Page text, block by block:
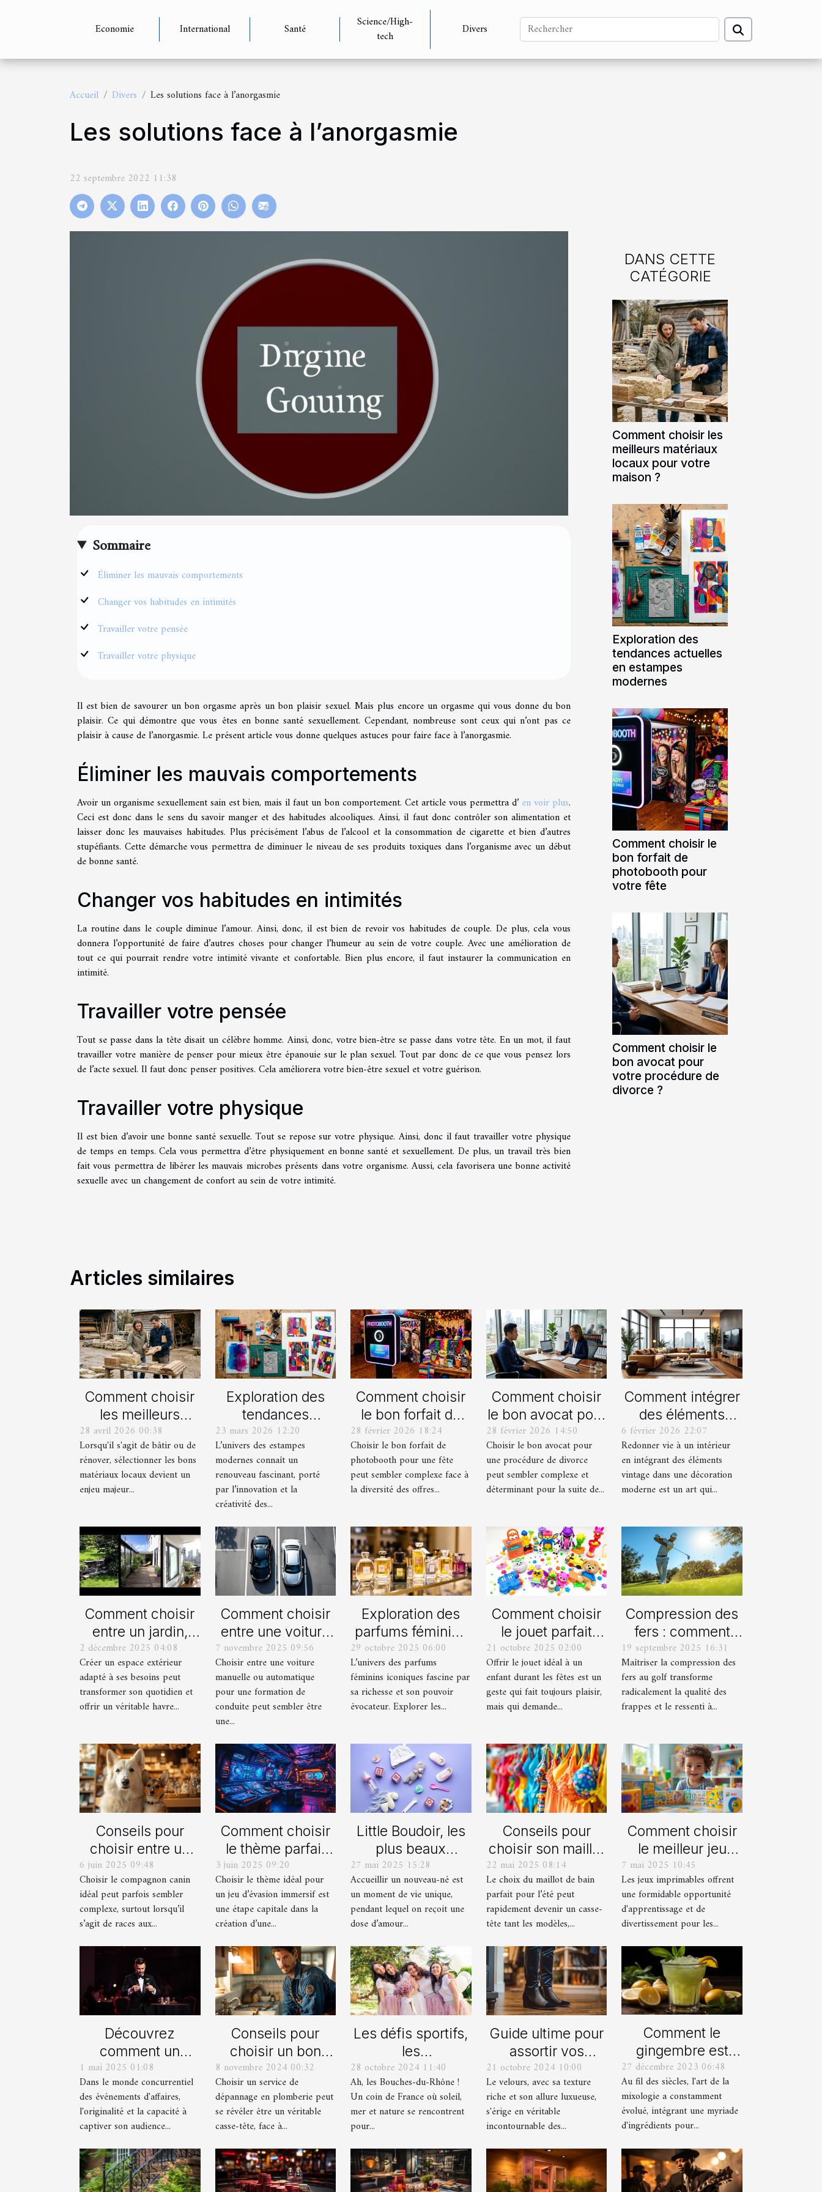
Economie International Santé
Science/High-
tech
Divers
Accueil Divers Les solutions face à l’anorgasmie
Les solutions face à l’anorgasmie
22 septembre 2022 11:38
Sommaire
Éliminer les mauvais comportements
Changer vos habitudes en intimités
Travailler votre pensée
Travailler votre physique
Il est bien de savourer un bon orgasme après un bon plaisir sexuel. Mais plus encore un orgasme qui vous donne du bon
plaisir. Ce qui démontre que vous êtes en bonne santé sexuellement. Cependant, nombreuse sont ceux qui n’ont pas ce
plaisir à cause de l’anorgasmie. Le présent article vous donne quelques astuces pour faire face à l’anorgasmie.
Éliminer les mauvais comportements
Avoir un organisme sexuellement sain est bien, mais il faut un bon comportement. Cet article vous permettra d’ en voir plus.
Ceci est donc dans le sens du savoir manger et des habitudes alcooliques. Ainsi, il faut donc contrôler son alimentation et
laisser donc les mauvaises habitudes. Plus précisément l’abus de l’alcool et la consommation de cigarette et bien d’autres
stupéfiants. Cette démarche vous permettra de diminuer le niveau de ses produits toxiques dans l’organisme avec un début
de bonne santé.
Changer vos habitudes en intimités
La routine dans le couple diminue l’amour. Ainsi, donc, il est bien de revoir vos habitudes de couple. De plus, cela vous
donnera l’opportunité de faire d’autres choses pour changer l’humeur au sein de votre couple. Avec une amélioration de
tout ce qui pourrait rendre votre intimité vivante et confortable. Bien plus encore, il faut instaurer la communication en
intimité.
Travailler votre pensée
Tout se passe dans la tête disait un célèbre homme. Ainsi, donc, votre bien-être se passe dans votre tête. En un mot, il faut
travailler votre manière de penser pour mieux être épanouie sur le plan sexuel. Tout par donc de ce que vous pensez lors
de l’acte sexuel. Il faut donc penser positives. Cela améliorera votre bien-être sexuel et votre guérison.
Travailler votre physique
Il est bien d’avoir une bonne santé sexuelle. Tout se repose sur votre physique. Ainsi, donc il faut travailler votre physique
de temps en temps. Cela vous permettra d’être physiquement en bonne santé et sexuellement. De plus, un travail très bien
fait vous permettra de libérer les mauvais microbes présents dans votre organisme. Aussi, cela favorisera une bonne activité
sexuelle avec un changement de confort au sein de votre intimité.
DANS CETTE
CATÉGORIE
Comment choisir les
meilleurs matériaux
locaux pour votre
maison ?
Exploration des
tendances actuelles
en estampes
modernes
Comment choisir le
bon forfait de
photobooth pour
votre fête
Comment choisir le
bon avocat pour
votre procédure de
divorce ?
Articles similaires
Comment choisir
les meilleurs
matériaux locaux
pour votre maison
?
28 avril 2026 00:38
Lorsqu'il s'agit de bâtir ou de
rénover, sélectionner les bons
matériaux locaux devient un
enjeu majeur...
Exploration des
tendances
actuelles en
estampes
modernes
23 mars 2026 12:20
L’univers des estampes
modernes connaît un
renouveau fascinant, porté
par l’innovation et la
créativité des...
Comment choisir
le bon forfait de
photobooth pour
votre fête
28 février 2026 18:24
Choisir le bon forfait de
photobooth pour une fête
peut sembler complexe face à
la diversité des offres...
Comment choisir
le bon avocat pour
votre procédure
de divorce ?
28 février 2026 14:50
Choisir le bon avocat pour
une procédure de divorce
peut sembler complexe et
déterminant pour la suite de...
Comment intégrer
des éléments
vintage dans une
décoration
moderne ?
6 février 2026 22:07
Redonner vie à un intérieur
en intégrant des éléments
vintage dans une décoration
moderne est un art qui...
Comment choisir
entre un jardin,
une terrasse et un
balcon pour votre
espace extérieur ?
2 décembre 2025 04:08
Créer un espace extérieur
adapté à ses besoins peut
transformer son quotidien et
offrir un véritable havre...
Comment choisir
entre une voiture
manuelle ou
automatique pour
votre formation de
conduite ?
7 novembre 2025 09:56
Choisir entre une voiture
manuelle ou automatique
pour une formation de
conduite peut sembler être
une...
Exploration des
parfums féminins
iconiques et leurs
variations
29 octobre 2025 06:00
L’univers des parfums
féminins iconiques fascine par
sa richesse et son pouvoir
évocateur. Explorer les...
Comment choisir
le jouet parfait
pour chaque âge
durant les fêtes ?
21 octobre 2025 02:00
Offrir le jouet idéal à un
enfant durant les fêtes est un
geste qui fait toujours plaisir,
mais qui demande...
Compression des
fers : comment
obtenir des
frappes plus
solides ?
19 septembre 2025 16:31
Maîtriser la compression des
fers au golf transforme
radicalement la qualité des
frappes et le ressenti à...
Conseils pour
choisir entre un
berger blanc
suisse et un
berger américain
miniature
6 juin 2025 09:48
Choisir le compagnon canin
idéal peut parfois sembler
complexe, surtout lorsqu’il
s’agit de races aux...
Comment choisir
le thème parfait
pour votre
prochain jeu
d'évasion
immersif
3 juin 2025 09:20
Choisir le thème idéal pour
un jeu d’évasion immersif est
une étape capitale dans la
création d’une...
Little Boudoir, les
plus beaux
cadeaux de
naissance
personnalisés !
27 mai 2025 15:28
Accueillir un nouveau-né est
un moment de vie unique,
pendant lequel on reçoit une
dose d’amour...
Conseils pour
choisir son maillot
de bain idéal pour
l'été
22 mai 2025 08:14
Le choix du maillot de bain
parfait pour l’été peut
rapidement devenir un casse-
tête tant les modèles,...
Comment choisir
le meilleur jeu
imprimable pour
votre enfant
7 mai 2025 10:45
Les jeux imprimables offrent
une formidable opportunité
d'apprentissage et de
divertissement pour les...
Découvrez
comment un
spectacle de
magie transforme
les événements
professionnels
1 mai 2025 01:08
Dans le monde concurrentiel
des événements d'affaires,
l'originalité et la capacité à
captiver son audience...
Conseils pour
choisir un bon
service de
dépannage en
plomberie
8 novembre 2024 00:32
Choisir un service de
dépannage en plomberie peut
se révéler être un véritable
casse-tête, face à...
Les défis sportifs,
les
incontournables
de toute
organisation d’EVG
et EVJF dans les
Rhône
28 octobre 2024 11:40
Ah, les Bouches-du-Rhône !
Un coin de France où soleil,
mer et nature se rencontrent
pour...
Guide ultime pour
assortir vos
chaussures avec
des pantalons en
velours
21 octobre 2024 10:00
Le velours, avec sa texture
riche et son allure luxueuse,
s'érige en véritable
incontournable des...
Comment le
gingembre est
devenu un
ingrédient clé
dans la mixologie
moderne
27 décembre 2023 06:48
Au fil des siècles, l'art de la
mixologie a constamment
évolué, intégrant une myriade
d'ingrédients pour...